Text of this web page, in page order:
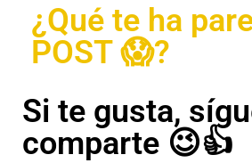
¿Qué te ha
POST 😱?
Si te gusta,
comparte 😉👍